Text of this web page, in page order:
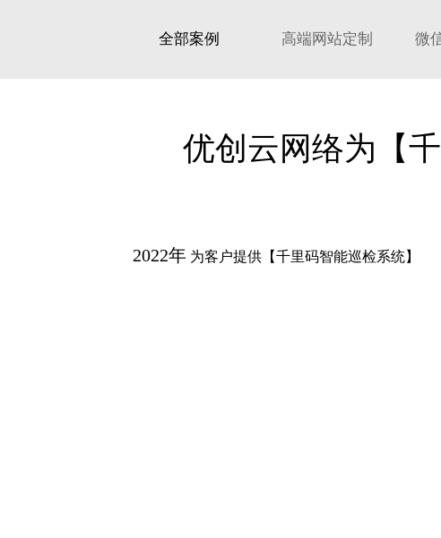
全部案例 高端网站定制 微
优创云网络为【
2022年为客户提供【千里码智能巡检系统】